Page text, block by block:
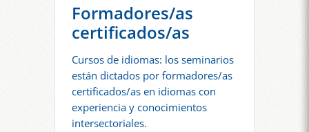
Formadores/as
certificados/as
Cursos de idiomas: los seminarios
están dictados por formadores/as
certificados/as en idiomas con
experiencia y conocimientos
intersectoriales.